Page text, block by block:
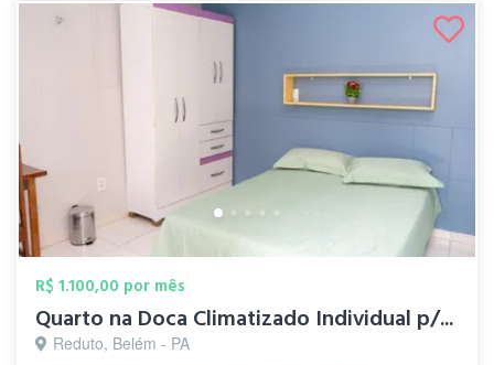
R$ 1.100,00 por mês
Quarto na Doca Climatizado Individual p/...
Reduto, Belém - PA